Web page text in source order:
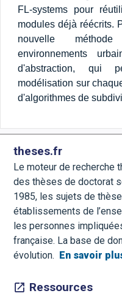
FL-systems pour
modules déjà réécrits.
nouvelle
environnements
d'abstraction, qui
modélisation sur
d'algorithmes de
theses.fr
Le moteur de recherche
des thèses de doctorat
1985, les sujets de
établissements de
les personnes
française. La base de
évolution.
En savoir
Ressources